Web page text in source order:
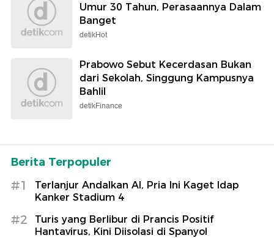
Umur 30 Tahun, Perasaannya Dalam
Banget
detikHot
Prabowo Sebut Kecerdasan Bukan
dari Sekolah, Singgung Kampusnya
Bahlil
detikFinance
Berita Terpopuler
#1
Terlanjur Andalkan AI, Pria Ini Kaget Idap
Kanker Stadium 4
#2
Turis yang Berlibur di Prancis Positif
Hantavirus, Kini Diisolasi di Spanyol